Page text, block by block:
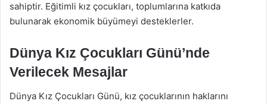
sahiptir. Eğitimli kız çocukları, toplumlarına katkıda
bulunarak ekonomik büyümeyi desteklerler.
Dünya Kız Çocukları Günü’nde
Verilecek Mesajlar
Dünya Kız Çocukları Günü, kız çocuklarının haklarını